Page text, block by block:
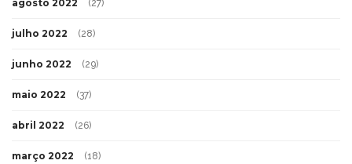
agosto 2022 (27)
julho 2022 (28)
junho 2022 (29)
maio 2022 (37)
abril 2022 (26)
março 2022 (18)